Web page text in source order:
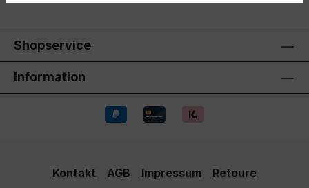
Shopservice
Information
Kontakt AGB Impressum Retoure